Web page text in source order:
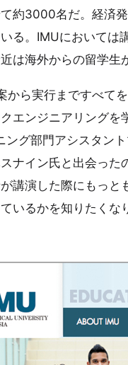
約3000名だ。経済
る。IMUにおいては
は海外からの留学生
から実行まですべて
エンジニアリング
ング部門アシスタン
ナイン氏と出会っ
講演した際にもっ
いるかを知りたく